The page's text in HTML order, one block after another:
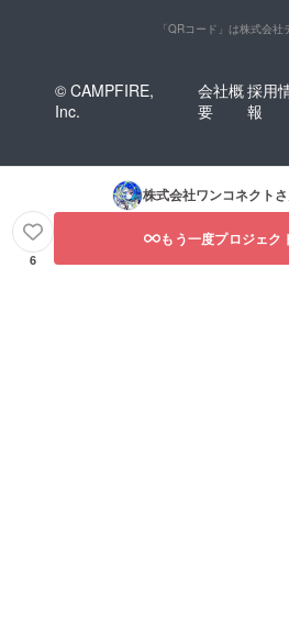
「QRコード」は株式会
© CAMPFIRE,
Inc.
会社概
要
採用
報
株式会社ワンコネクト
6
もう一度プロジェク